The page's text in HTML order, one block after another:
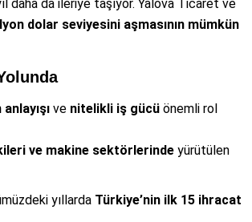
daha da ileriye taşıyor. Yalova Ticaret ve
dolar seviyesini aşmasının mümkün
ve nitelikli iş gücü önemli rol
ve makine sektörlerinde yürütülen
yıllarda Türkiye’nin ilk 15 ihracat